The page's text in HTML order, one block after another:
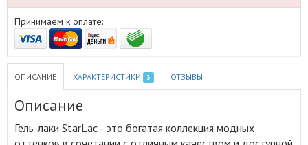
Принимаем к оплате:
ОПИСАНИЕ ХАРАКТЕРИСТИКИ 3 ОТЗЫВЫ
Описание
Гель-лаки StarLac - это богатая коллекция модных